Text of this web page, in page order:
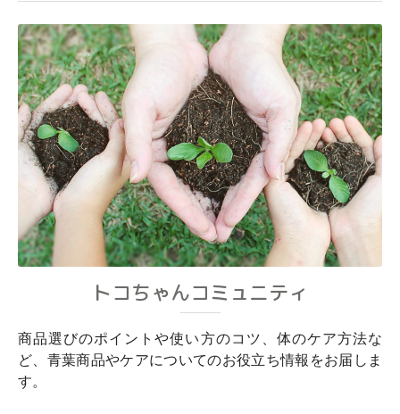
トコちゃんコミュニティ
商品選びのポイントや使い方のコツ、体のケア方法な
ど、青葉商品やケアについてのお役立ち情報をお届しま
す。